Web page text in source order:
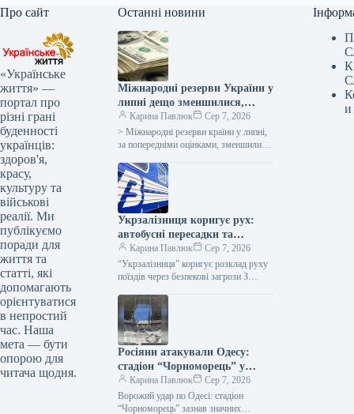
Про сайт
«Українське
життя» —
портал про
різні грані
буденності
українців:
здоров'я,
красу,
культуру та
військові
реалії. Ми
публікуємо
поради для
життя та
статті, які
допомагають
орієнтуватися
в непростий
час. Наша
мета — бути
опорою для
читача щодня.
Останні новини
Міжнародні резерви України у
липні дещо зменшилися,
сягнувши 51,2 мільярда
доларів.
Карина Павлюк
Сер 7, 2026
> Міжнародні резерви країни у липні,
за попередніми оцінками, зменшилися
Укрзалізниця коригує рух:
автобусні пересадки та
затримки поїздів — що
сталося
Карина Павлюк
Сер 7, 2026
“Укрзалізниця” коригує розклад руху
поїздів через безпекові загрози З
ризиків на території
Дніпропетровщини, Харківщини та
Запорізького…
Росіяни атакували Одесу:
стадіон “Чорноморець” у
центрі міста під ударом
Карина Павлюк
Сер 7, 2026
Ворожий удар по Одесі: стадіон
“Чорноморець” зазнав значних
и